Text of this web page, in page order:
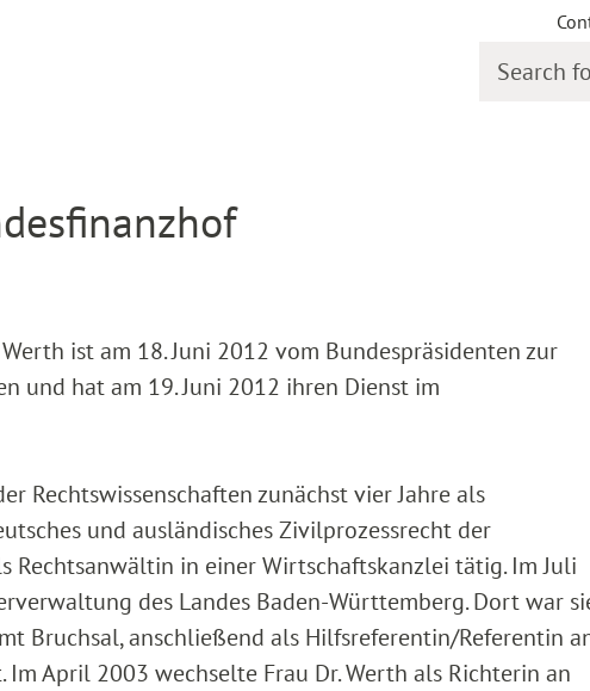
ist am 18. Juni 2012 vom Bundespräsidenten zur
und hat am 19. Juni 2012 ihren Dienst im
Rechtswissenschaften zunächst vier Jahre als
und ausländisches Zivilprozessrecht der
Rechtsanwältin in einer Wirtschaftskanzlei tätig. Im Juli
des Landes Baden-Württemberg. Dort war
Bruchsal, anschließend als Hilfsreferentin/Referentin
April 2003 wechselte Frau Dr. Werth als Richterin an